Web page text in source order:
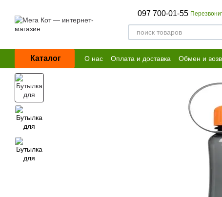
097 700-01-55
Каталог О нас Оплата и доставка Обмен и
Договор публичной оферты